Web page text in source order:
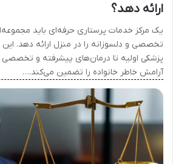
ارائه دهد؟
یک مرکز خدمات پرستاری حرفه‌ای باید
تخصصی و دلسوزانه را در منزل ارائه دهد.
پزشکی اولیه تا درمان‌های پیشرفته و
آرامش خاطر خانواده را تضمین می‌کند.…